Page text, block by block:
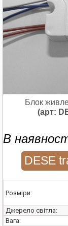
Блок
(арт:
В
DESE
Розміри:
Джерело світла:
Вага: